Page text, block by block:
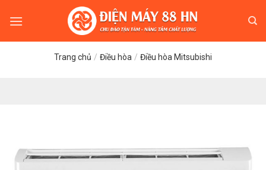
Trang chủ / Điều hòa / Điều hòa Mitsubishi